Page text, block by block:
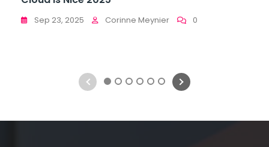
Sep 23, 2025 Corinne Meynier 0
1 2 3 4 5 6